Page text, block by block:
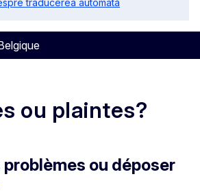
traducerea automată
ou plaintes?
ou déposer